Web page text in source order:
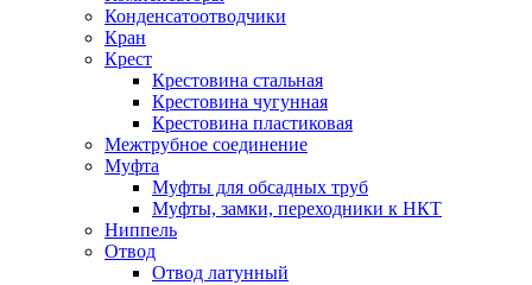
Конденсатоотводчики
Кран
Крест
Крестовина стальная
Крестовина чугунная
Крестовина пластиковая
Межтрубное соединение
Муфта
Муфты для обсадных труб
Муфты, замки, переходники к НКТ
Ниппель
Отвод
Отвод латунный